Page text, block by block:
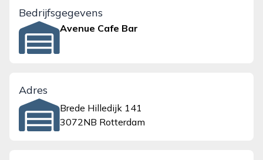
Bedrijfsgegevens
Avenue Cafe Bar
Adres
Brede Hilledijk 141
3072NB Rotterdam